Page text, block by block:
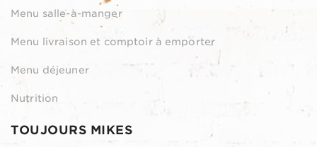
Menu salle-à-manger
Menu livraison et comptoir à emporter
Menu déjeuner
Nutrition
TOUJOURS MIKES